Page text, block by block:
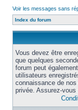
Voir les messages sans
Index du forum
Vous devez être
que quelques
forum peut
utilisateurs
connaissance de
privée. Assurez-